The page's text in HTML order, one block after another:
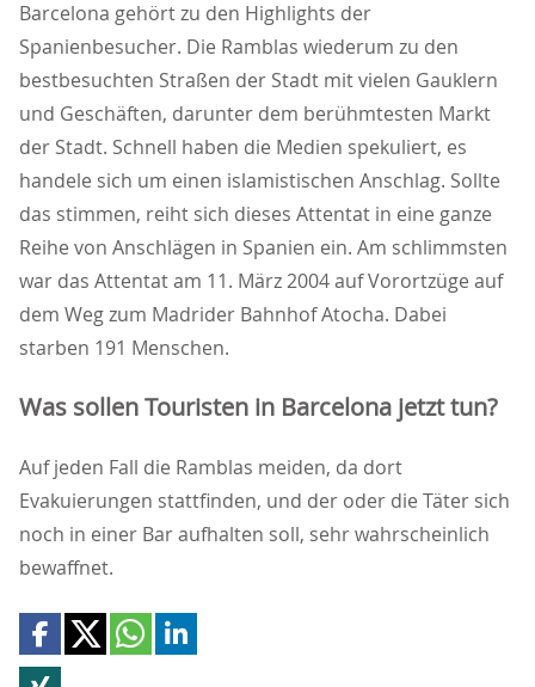
Barcelona gehört zu den Highlights der
Spanienbesucher. Die Ramblas wiederum zu den
bestbesuchten Straßen der Stadt mit vielen Gauklern
und Geschäften, darunter dem berühmtesten Markt
der Stadt. Schnell haben die Medien spekuliert, es
handele sich um einen islamistischen Anschlag. Sollte
das stimmen, reiht sich dieses Attentat in eine ganze
Reihe von Anschlägen in Spanien ein. Am schlimmsten
war das Attentat am 11. März 2004 auf Vorortzüge auf
dem Weg zum Madrider Bahnhof Atocha. Dabei
starben 191 Menschen.
Was sollen Touristen in Barcelona jetzt tun?
Auf jeden Fall die Ramblas meiden, da dort
Evakuierungen stattfinden, und der oder die Täter sich
noch in einer Bar aufhalten soll, sehr wahrscheinlich
bewaffnet.